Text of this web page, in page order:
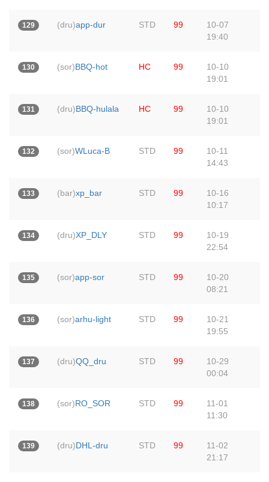
129 (dru)app-dur STD 99
10-07
19:40
130 (sor)BBQ-hot HC 99
10-10
19:01
131 (dru)BBQ-hulala HC 99
10-10
19:01
132 (sor)WLuca-B STD 99
10-11
14:43
133 (bar)xp_bar STD 99
10-16
10:17
134 (dru)XP_DLY STD 99
10-19
22:54
135 (sor)app-sor STD 99
10-20
08:21
136 (sor)arhu-light STD 99
10-21
19:55
137 (dru)QQ_dru STD 99
10-29
00:04
138 (sor)RO_SOR STD 99
11-01
11:30
139 (dru)DHL-dru STD 99
11-02
21:17